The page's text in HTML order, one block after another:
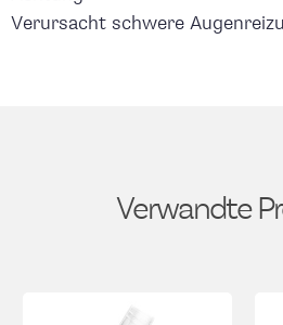
Verursacht schwere
Verwandte